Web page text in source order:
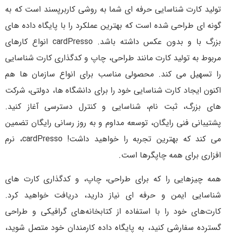
تولید کارت شناسایی حرفه ای شما به روشی کاربرپسند است که به
گونه ای طراحی شده است که بهترین عملکرد را با پایگاه داده های
بزرگ با و بدون عکس داشته باشد. cardPresso انواع کارهای
مربوط به تولید کارت مانند طراحی، چاپ و کدگذاری کارت شناسایی
را تسهیل می کند. محصولی مناسب برای انواع سازمان ها هم
اکنون ایجاد کارت شناسایی خود را برای دانشگاه ها، دولتی، شرکت
های بزرگ، ثبت نام، شناسایی و کنترل دسترسی آغاز کنید.
پشتیبانی فنی رایگان، توسعه مداوم و به روز رسانی رایگان تضمین
می کند که بهترین تجربه را خواهید داشت! cardPresso، نرم
افزاری برای همه چاپگرها است.
همه چیزهایی را که برای طراحی، چاپ، و کدگذاری کارت های
شناسایی ایمن و حرفه ای نیاز دارید، دریافت خواهید کرد.
کارت‌های خود را با استفاده از کتابخانه‌های گرافیکی و طراحی
گسترده سفارشی کنید، به پایگاه داده کارمندان خود متصل شوید،